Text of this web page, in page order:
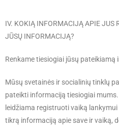
IV. KOKIĄ INFORMACIJĄ APIE JUS
JŪSŲ INFORMACIJĄ?
Renkame tiesiogiai jūsų pateikiamą
Mūsų svetainės ir socialinių tinklų
pateikti informaciją tiesiogiai
leidžiama registruoti vaiką
tikrą informaciją apie save ir vaiką,